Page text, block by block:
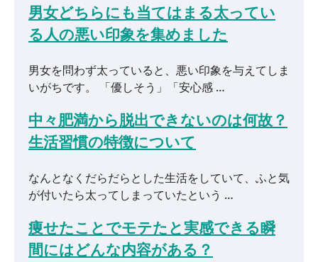
男女どちらにも当てはまる太ってい
る人の悪い印象を集めました
男女を問わず太っていると、悪い印象を与えてしま
いがちです。 「優しそう」「安心感 …
中々肥満から脱出できないのは何故？
生活習慣の特徴について
なんとなくだらだらとした生活をしていて、ふと気
が付いたら太ってしまっていたという …
痩せたことでモテたと実感できる瞬
間にはどんな内容がある？